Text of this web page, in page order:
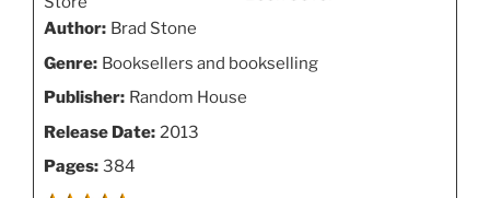
Author: Brad Stone
Genre: Booksellers and bookselling
Publisher: Random House
Release Date: 2013
Pages: 384